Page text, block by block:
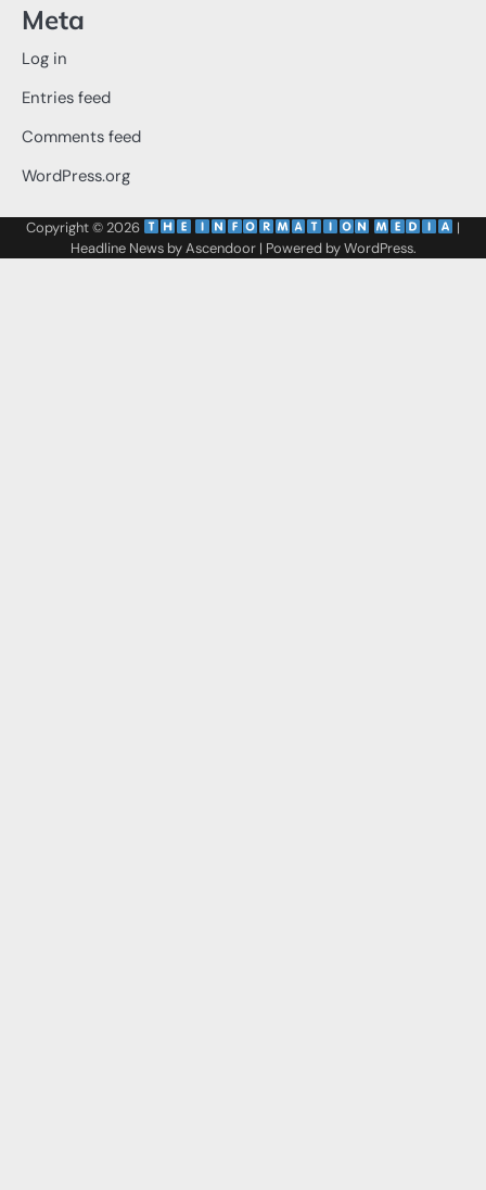
Meta
Log in
Entries feed
Comments feed
WordPress.org
Copyright © 2026
|
Headline News byAscendoor| Powered byWordPress.